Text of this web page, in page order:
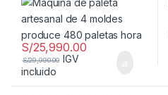
S/25,990.00
S/29,990.00 IGV
incluido